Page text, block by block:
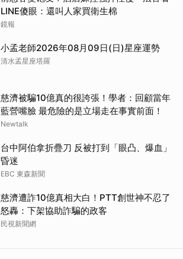
LINE傻眼：還叫人家買衛生棉
鏡報
小孟老師2026年08月09日(日)星座運勢
清水孟星座塔羅
慈濟被騙10億真的很誇張！學者：回顧當年
藍營嘴臉 最危險的是立場走在事實前面！
Newtalk
台中阿伯拿折疊刀 反被打到「眼凸、爆血」
昏迷
EBC 東森新聞
慈濟遭詐10億真相大白！PTT創世神不忍了
怒轟：下架協助詐騙的政客
民視新聞網